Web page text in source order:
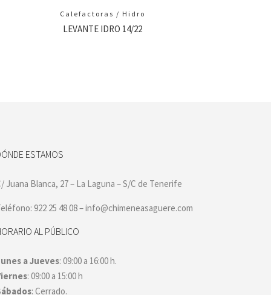
Calefactoras / Hidro
LEVANTE IDRO 14/22
ESTAMOS
Juana Blanca, 27 – La Laguna – S/C de Tenerife
922 25 48 08 – info@chimeneasaguere.com
AL PÚBLICO
a Jueves: 09:00 a 16:00 h.
: 09:00 a 15:00 h
: Cerrado.